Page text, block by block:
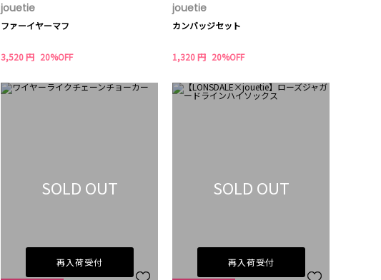
jouetie
ファーイヤーマフ
3,520 円 20%OFF
jouetie
カンバッジセット
1,320 円 20%OFF
SOLD OUT
再入荷受付
SOLD OUT
再入荷受付